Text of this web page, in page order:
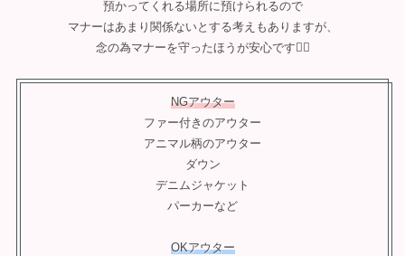
預かってくれる場所に預けられるので
マナーはあまり関係ないとする考えもありますが、
念の為マナーを守ったほうが安心です🙂‍↕️
NGアウター
ファー付きのアウター
アニマル柄のアウター
ダウン
デニムジャケット
パーカーなど
OKアウター